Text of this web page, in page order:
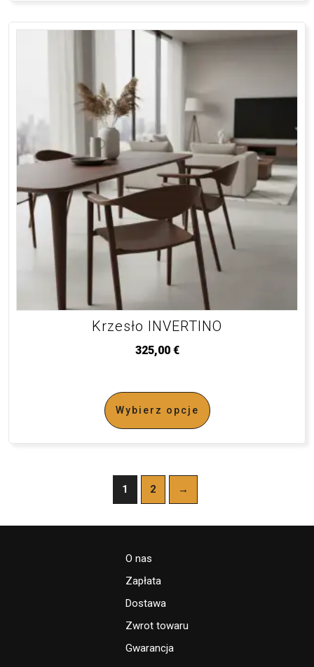
Krzesło INVERTINO
325,00 €
Wybierz opcje
1 2 →
O nas
Zapłata
Dostawa
Zwrot towaru
Gwarancja